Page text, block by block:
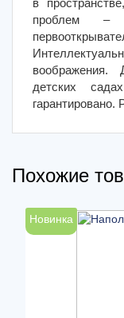
проблем –
воображения.
детских
Похожие
Новинка